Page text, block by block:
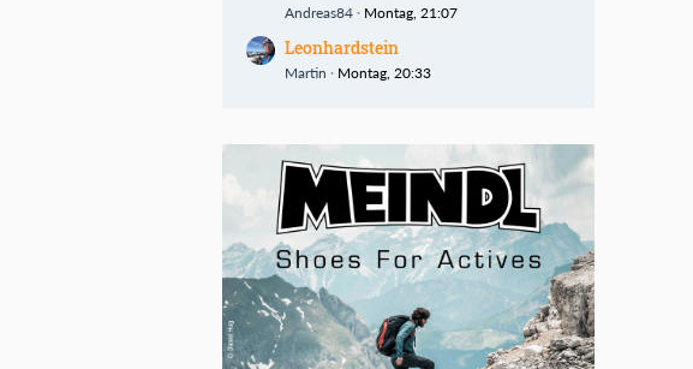
Andreas84 Montag, 21:07
Leonhardstein
Martin Montag, 20:33